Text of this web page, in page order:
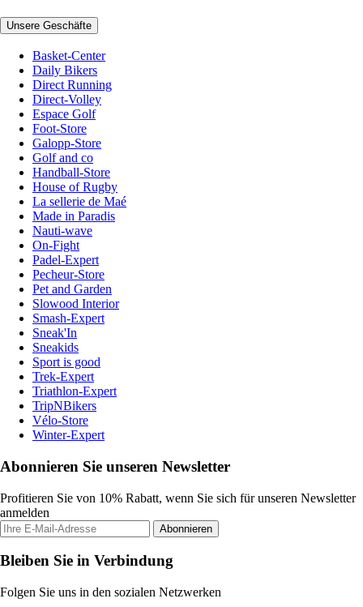
Unsere Geschäfte
Basket-Center
Daily Bikers
Direct Running
Direct-Volley
Espace Golf
Foot-Store
Galopp-Store
Golf and co
Handball-Store
House of Rugby
La sellerie de Maé
Made in Paradis
Nauti-wave
On-Fight
Padel-Expert
Pecheur-Store
Pet and Garden
Slowood Interior
Smash-Expert
Sneak'In
Sneakids
Sport is good
Trek-Expert
Triathlon-Expert
TripNBikers
Vélo-Store
Winter-Expert
Abonnieren Sie unseren Newsletter
Profitieren Sie von 10% Rabatt, wenn Sie sich für unseren Newsletter
anmelden
Abonnieren
Bleiben Sie in Verbindung
Folgen Sie uns in den sozialen Netzwerken